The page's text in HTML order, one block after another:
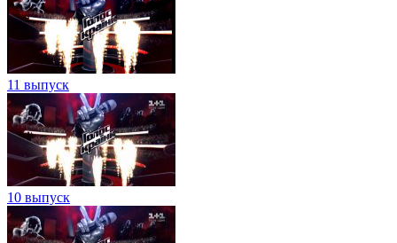
11 выпуск
10 выпуск